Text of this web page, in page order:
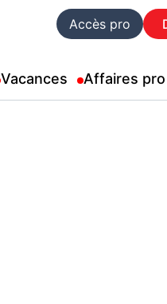
Accès pro
Vacances Affaires pro